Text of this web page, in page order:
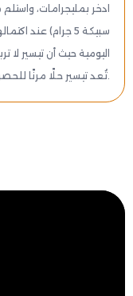
ادخر بمليجرامات،
سبيكة 5 جرام) عند
اليومية حيث أن تيسير لا
تُعد تيسير حلًا مرنًا للحصول على الذهب عن طريق الادخار بكل سهولة.